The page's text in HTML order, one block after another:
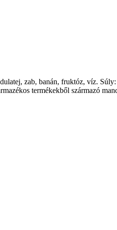
zab, banán, fruktóz, víz.
termékekből származó